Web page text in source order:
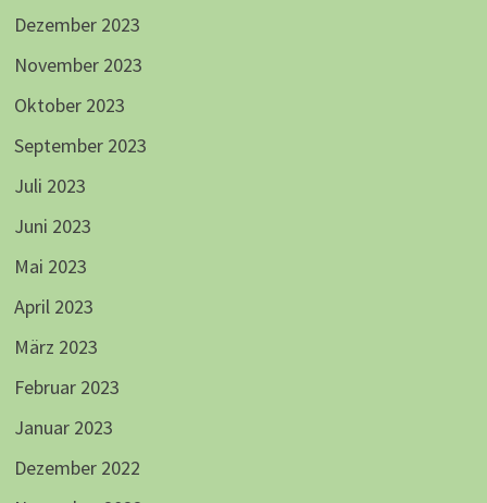
Dezember 2023
November 2023
Oktober 2023
September 2023
Juli 2023
Juni 2023
Mai 2023
April 2023
März 2023
Februar 2023
Januar 2023
Dezember 2022